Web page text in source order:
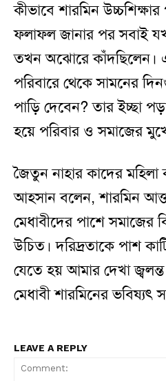
কীভাবে শারমিন
ফলাফল জানার পর সবাই
তখন অঝোরে কাঁদছিলেন।
পরিবারে থেকে সামনের
পাড়ি দেবেন? তার ইচ্ছা
হয়ে পরিবার ও সমাজের
জৈতুন নাহার কাদের
আহসান বলেন, শারমিন
মেধাবীদের পাশে সমাজের
উচিত। দরিদ্রতাকে পাশ
যেতে হয় আমার দেখা
মেধাবী শারমিনের ভবিষ্যৎ
LEAVE A REPLY